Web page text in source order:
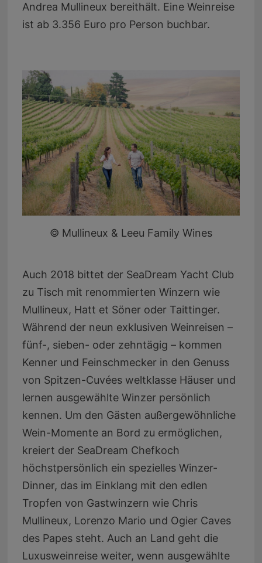
Andrea Mullineux bereithält. Eine Weinreise
ist ab 3.356 Euro pro Person buchbar.
© Mullineux & Leeu Family Wines
Auch 2018 bittet der SeaDream Yacht Club
zu Tisch mit renommierten Winzern wie
Mullineux, Hatt et Söner oder Taittinger.
Während der neun exklusiven Weinreisen –
fünf-, sieben- oder zehntägig – kommen
Kenner und Feinschmecker in den Genuss
von Spitzen-Cuvées weltklasse Häuser und
lernen ausgewählte Winzer persönlich
kennen. Um den Gästen außergewöhnliche
Wein-Momente an Bord zu ermöglichen,
kreiert der SeaDream Chefkoch
höchstpersönlich ein spezielles Winzer-
Dinner, das im Einklang mit den edlen
Tropfen von Gastwinzern wie Chris
Mullineux, Lorenzo Mario und Ogier Caves
des Papes steht. Auch an Land geht die
Luxusweinreise weiter, wenn ausgewählte